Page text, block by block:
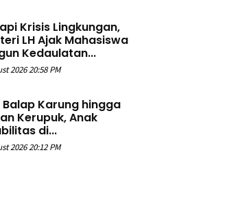
Krisis Lingkungan,
LH Ajak Mahasiswa
Kedaulatan...
2026 20:58 PM
Balap Karung hingga
Kerupuk, Anak
di...
2026 20:12 PM